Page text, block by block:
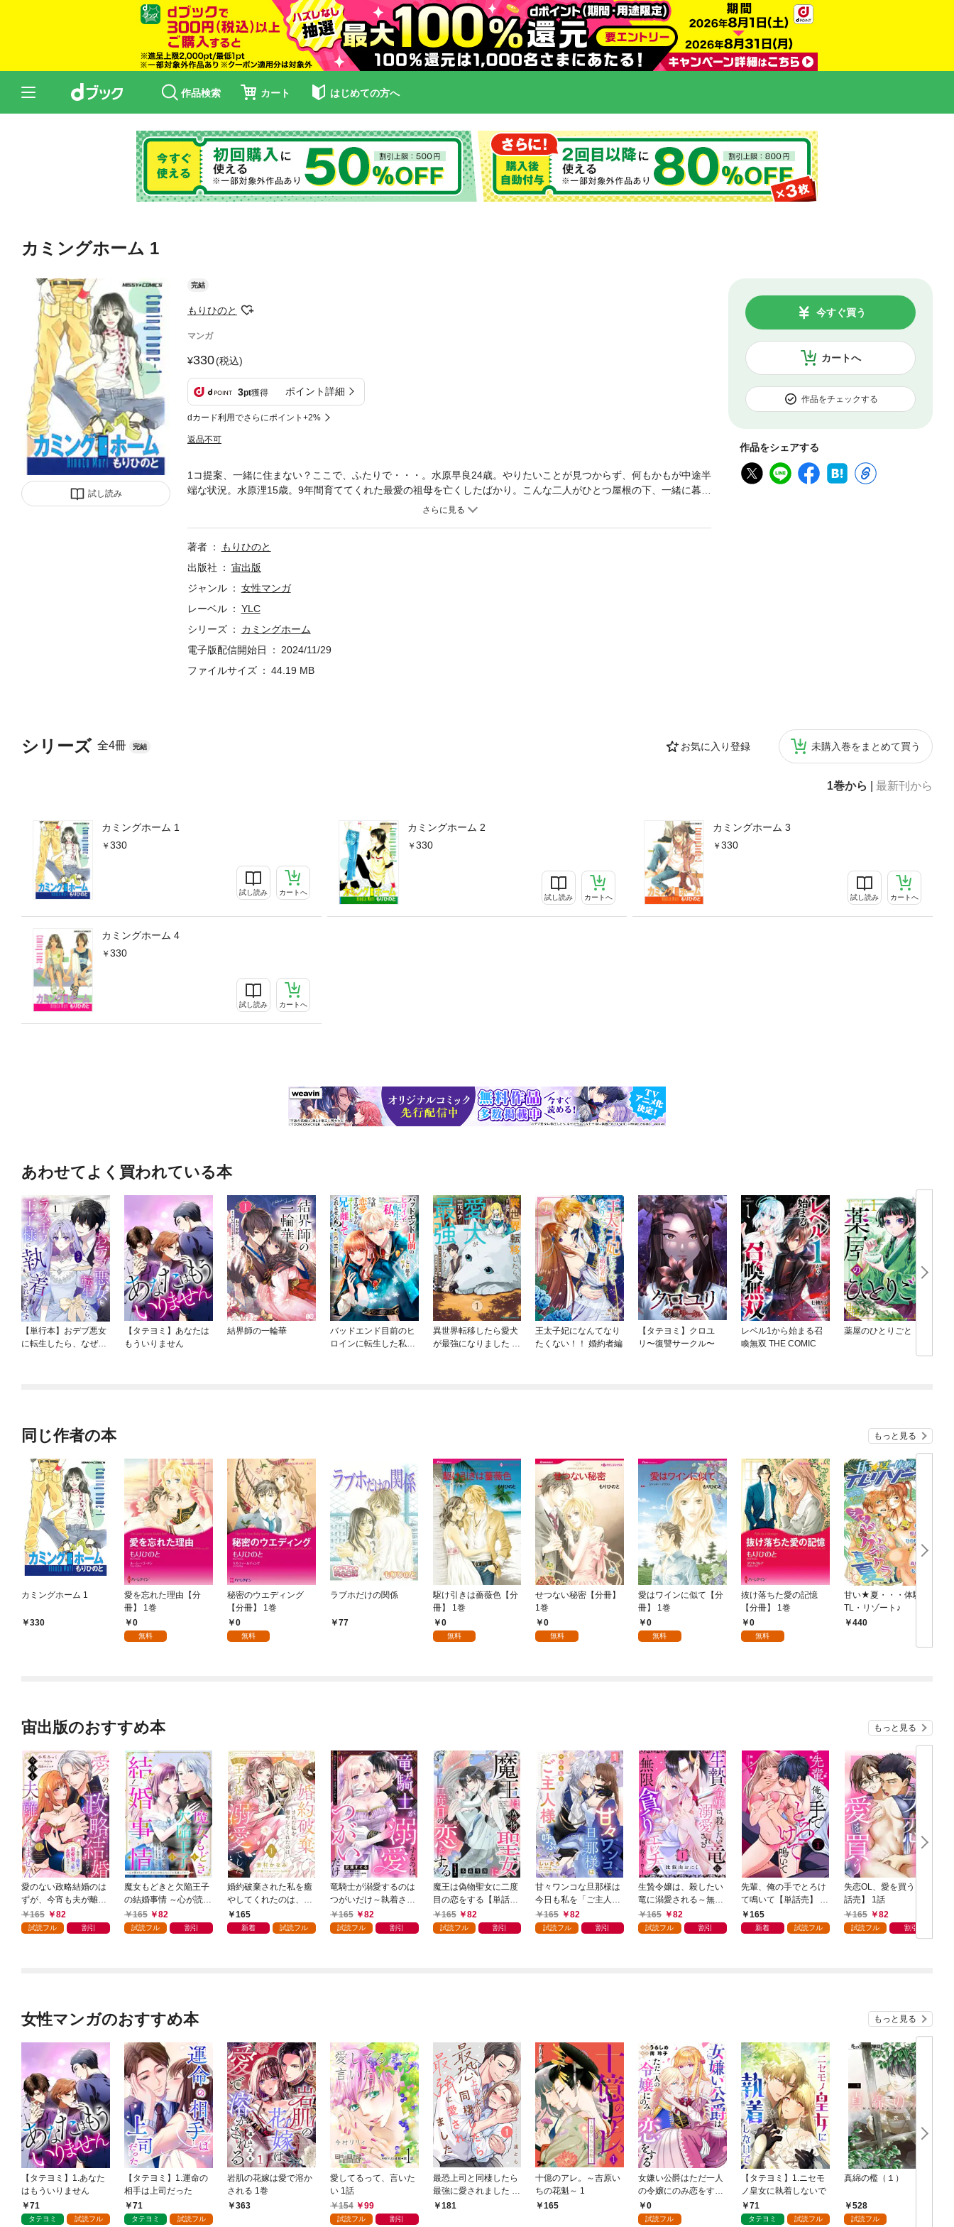
作品検索 カート はじめての方へ
カミングホーム 1
試し読み
完結
もりひのと
マンガ
330(税込)
3pt獲得 ポイント詳細
dカード利用でさらにポイント+2%
返品不可
カートへ
今すぐ買う
作品をチェックする
作品をシェアする
シリーズ 全4冊 完結 お気に入り登録 未購入巻をまとめて買う
1巻から 最新刊から
カミングホーム 1
330
試し読み カートへ
カミングホーム 2
330
試し読み カートへ
カミングホーム 3
330
試し読み カートへ
カミングホーム 4
330
試し読み カートへ
1コ提案、一緒に住まない？ここで、ふたりで・・・。水原早良24歳。やりたいことが見つからず、何もかもが中途半
端な状況。水原浬15歳。9年間育ててくれた最愛の祖母を亡くしたばかり。こんな二人がひとつ屋根の下、一緒に暮ら
すことに・・・。自分の本当の居場所は見つかるの？ちょっと不思議なハートウォームストーリー。
著者
もりひのと
出版社
宙出版
ジャンル
女性マンガ
レーベル
YLC
シリーズ
カミングホーム
電子版配信開始日
2024/11/29
ファイルサイズ
44.19 MB
あわせてよく買われている本
【単行本】おデブ悪女
に転生したら、なぜか
【タテヨミ】あなたは
もういりません
結界師の一輪華
バッドエンド目前のヒ
ロインに転生した私、
異世界転移したら愛犬
が最強になりました ～
王太子妃になんてなり
たくない！！ 婚約者編
【タテヨミ】クロユ
リ〜復讐サークル〜
レベル1から始まる召
喚無双 THE COMIC
薬屋のひとりごと
同じ作者の本 もっと見る
カミングホーム 1
330
愛を忘れた理由【分
冊】 1巻
0
無料
秘密のウエディング
【分冊】 1巻
0
無料
ラブホだけの関係
77
駆け引きは薔薇色【分
冊】 1巻
0
無料
せつない秘密【分冊】
1巻
0
無料
愛はワインに似て【分
冊】 1巻
0
無料
抜け落ちた愛の記憶
【分冊】 1巻
0
無料
甘い★夏・・・体験！
TL・リゾート♪
440
宙出版のおすすめ本 もっと見る
愛のない政略結婚のは
ずが、今宵も夫が離し
てくれません～無骨な
将軍は最愛妻に滾る恋
165 82
試読フル 割引
魔女もどきと欠陥王子
の結婚事情 ～心が読め
ちゃうので、あなたの
本心なんてお見通しで
165 82
試読フル 割引
婚約破棄された私を癒
やしてくれたのは、不
器用王子様の溺愛でし
た【単話売】 1話
165
新着 試読フル
竜騎士が溺愛するのは
つがいだけ～執着され
た悪役令嬢は逃げられ
ない～【単話売】 1話
165 82
試読フル 割引
魔王は偽物聖女に二度
目の恋をする【単話
売】 1話
165 82
試読フル 割引
甘々ワンコな旦那様は
今日も私を「ご主人
様」と呼ぶ 【単話売】
1話
165 82
試読フル 割引
生贄令嬢は、殺したい
竜に溺愛される～無限
貪りエッチで国を救
う…！？～【単話売】
165 82
試読フル 割引
先輩、俺の手でとろけ
て鳴いて【単話売】 1
話165
新着 試読フル
失恋OL、愛を買う【単
話売】 1話
165
82
試読フル 割引
女性マンガのおすすめ本 もっと見る
【タテヨミ】1.あなた
はもういりません
71
タテヨミ 試読フル
【タテヨミ】1.運命の
相手は上司だった
71
タテヨミ 試読フル
岩肌の花嫁は愛で溶か
される 1巻
363
愛してるって、言いた
い 1話
154
99
試読フル 割引
最恐上司と同棲したら
最強に愛されました 1
巻181
十億のアレ。～吉原い
ちの花魁～ 1
165
女嫌い公爵はただ一人
の令嬢にのみ恋をする
（分冊版）第１話
0
試読フル
【タテヨミ】1.ニセモ
ノ皇女に執着しないで
71
タテヨミ 試読フル
真綿の檻（１）
528
試読フル